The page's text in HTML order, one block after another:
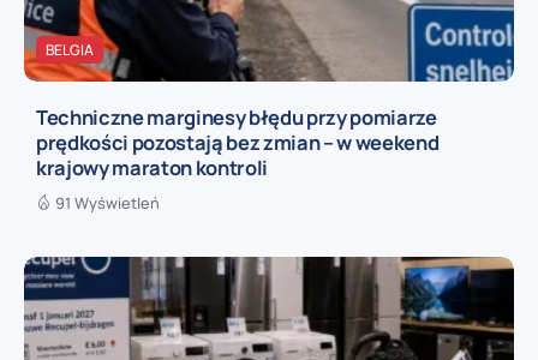
BELGIA
Techniczne marginesy błędu przy pomiarze
prędkości pozostają bez zmian – w weekend
krajowy maraton kontroli
91 Wyświetleń